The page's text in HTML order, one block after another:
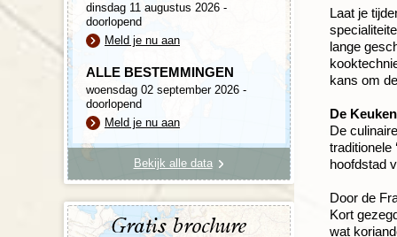
Laat je
lange
kans om
De Keuken
De
traditionele
hoofdstad
Door de
Kort
wat
dinsdag 11 augustus 2026 -
doorlopend
Meld je nu aan
ALLE BESTEMMINGEN
woensdag 02 september 2026 -
doorlopend
Meld je nu aan
Bekijk alle data
Gratis brochure